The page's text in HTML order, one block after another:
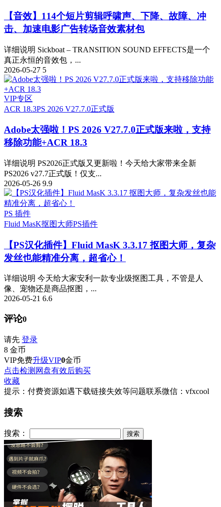
【音效】114个短片剪辑呼啸声、下降、故障、冲
击、加速电影广告转场音效素材包
详细说明 Sickboat – TRANSITION SOUND EFFECTS是一个
真正永恒的音效包，...
2026-05-27 5
VIP专区
ACR 18.3PS 2026 V27.7.0正式版
Adobe太强啦！PS 2026 V27.7.0正式版来啦，支持
移除功能+ACR 18.3
详细说明 PS2026正式版又更新啦！今天给大家带来全新
PS2026 v27.7正式版！仅支...
2026-05-26 9.9
PS 插件
Fluid MasK抠图大师PS插件
【PS汉化插件】Fluid MasK 3.3.17 抠图大师，复杂
发丝也能精准分离，超省心！
详细说明 今天给大家安利一款专业级抠图工具，不管是人
像、宠物还是商品抠图，...
2026-05-21 6.6
评论0
请先 登录
8 金币
VIP免费升级VIP0金币
点击检测网盘有效后购买
收藏
提示：付费资源如遇下载链接失效等问题联系微信：vfxcool
搜索
搜索：